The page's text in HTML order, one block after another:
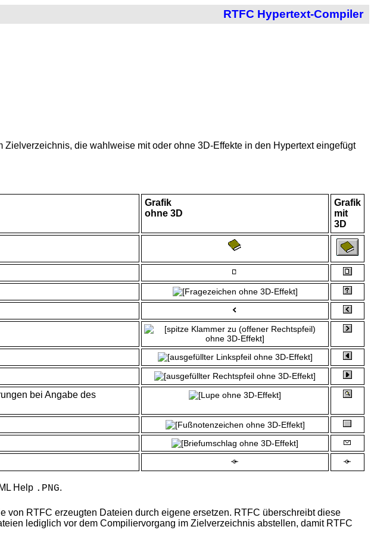
RTFC Hypertext-Compiler
Zielverzeichnis, die wahlweise mit oder ohne 3D-Effekte in den Hypertext eingefügt
Grafik
ohne 3D
Grafik
mit
3D
bei Angabe des
Help .PNG.
von RTFC erzeugten Dateien durch eigene ersetzen. RTFC überschreibt diese
lediglich vor dem Compiliervorgang im Zielverzeichnis abstellen, damit RTFC